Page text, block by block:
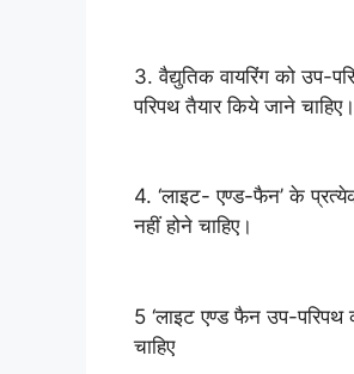
3. वैद्युतिक वायरिंग को उप-
परिपथ तैयार किये जाने चाहिए।
4. ‘लाइट- एण्ड-फैन’ के
नहीं होने चाहिए।
5 ‘लाइट एण्ड फैन उप-
चाहिए